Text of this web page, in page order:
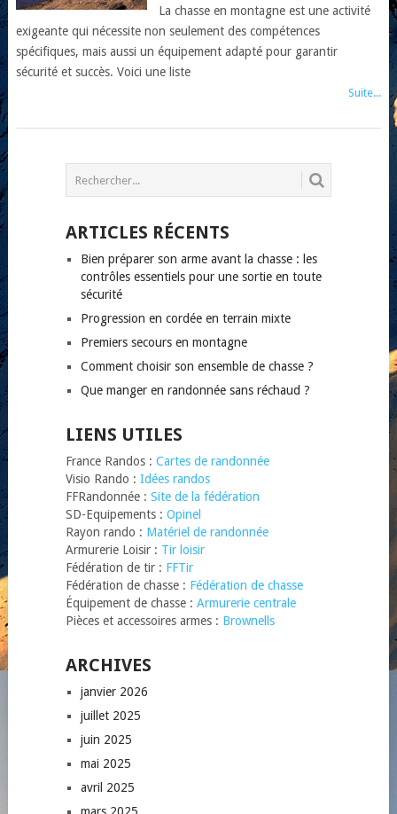
La chasse en montagne est une activité
exigeante qui nécessite non seulement des compétences
spécifiques, mais aussi un équipement adapté pour garantir
sécurité et succès. Voici une liste
Suite...
POSTS
NAVIGATION
ARTICLES RÉCENTS
Bien préparer son arme avant la chasse : les
contrôles essentiels pour une sortie en toute
sécurité
Progression en cordée en terrain mixte
Premiers secours en montagne
Comment choisir son ensemble de chasse ?
Que manger en randonnée sans réchaud ?
LIENS UTILES
France Randos : Cartes de randonnée
Visio Rando : Idées randos
FFRandonnée : Site de la fédération
SD-Equipements : Opinel
Rayon rando : Matériel de randonnée
Armurerie Loisir : Tir loisir
Fédération de tir : FFTir
Fédération de chasse : Fédération de chasse
Équipement de chasse : Armurerie centrale
Pièces et accessoires armes : Brownells
ARCHIVES
janvier 2026
juillet 2025
juin 2025
mai 2025
avril 2025